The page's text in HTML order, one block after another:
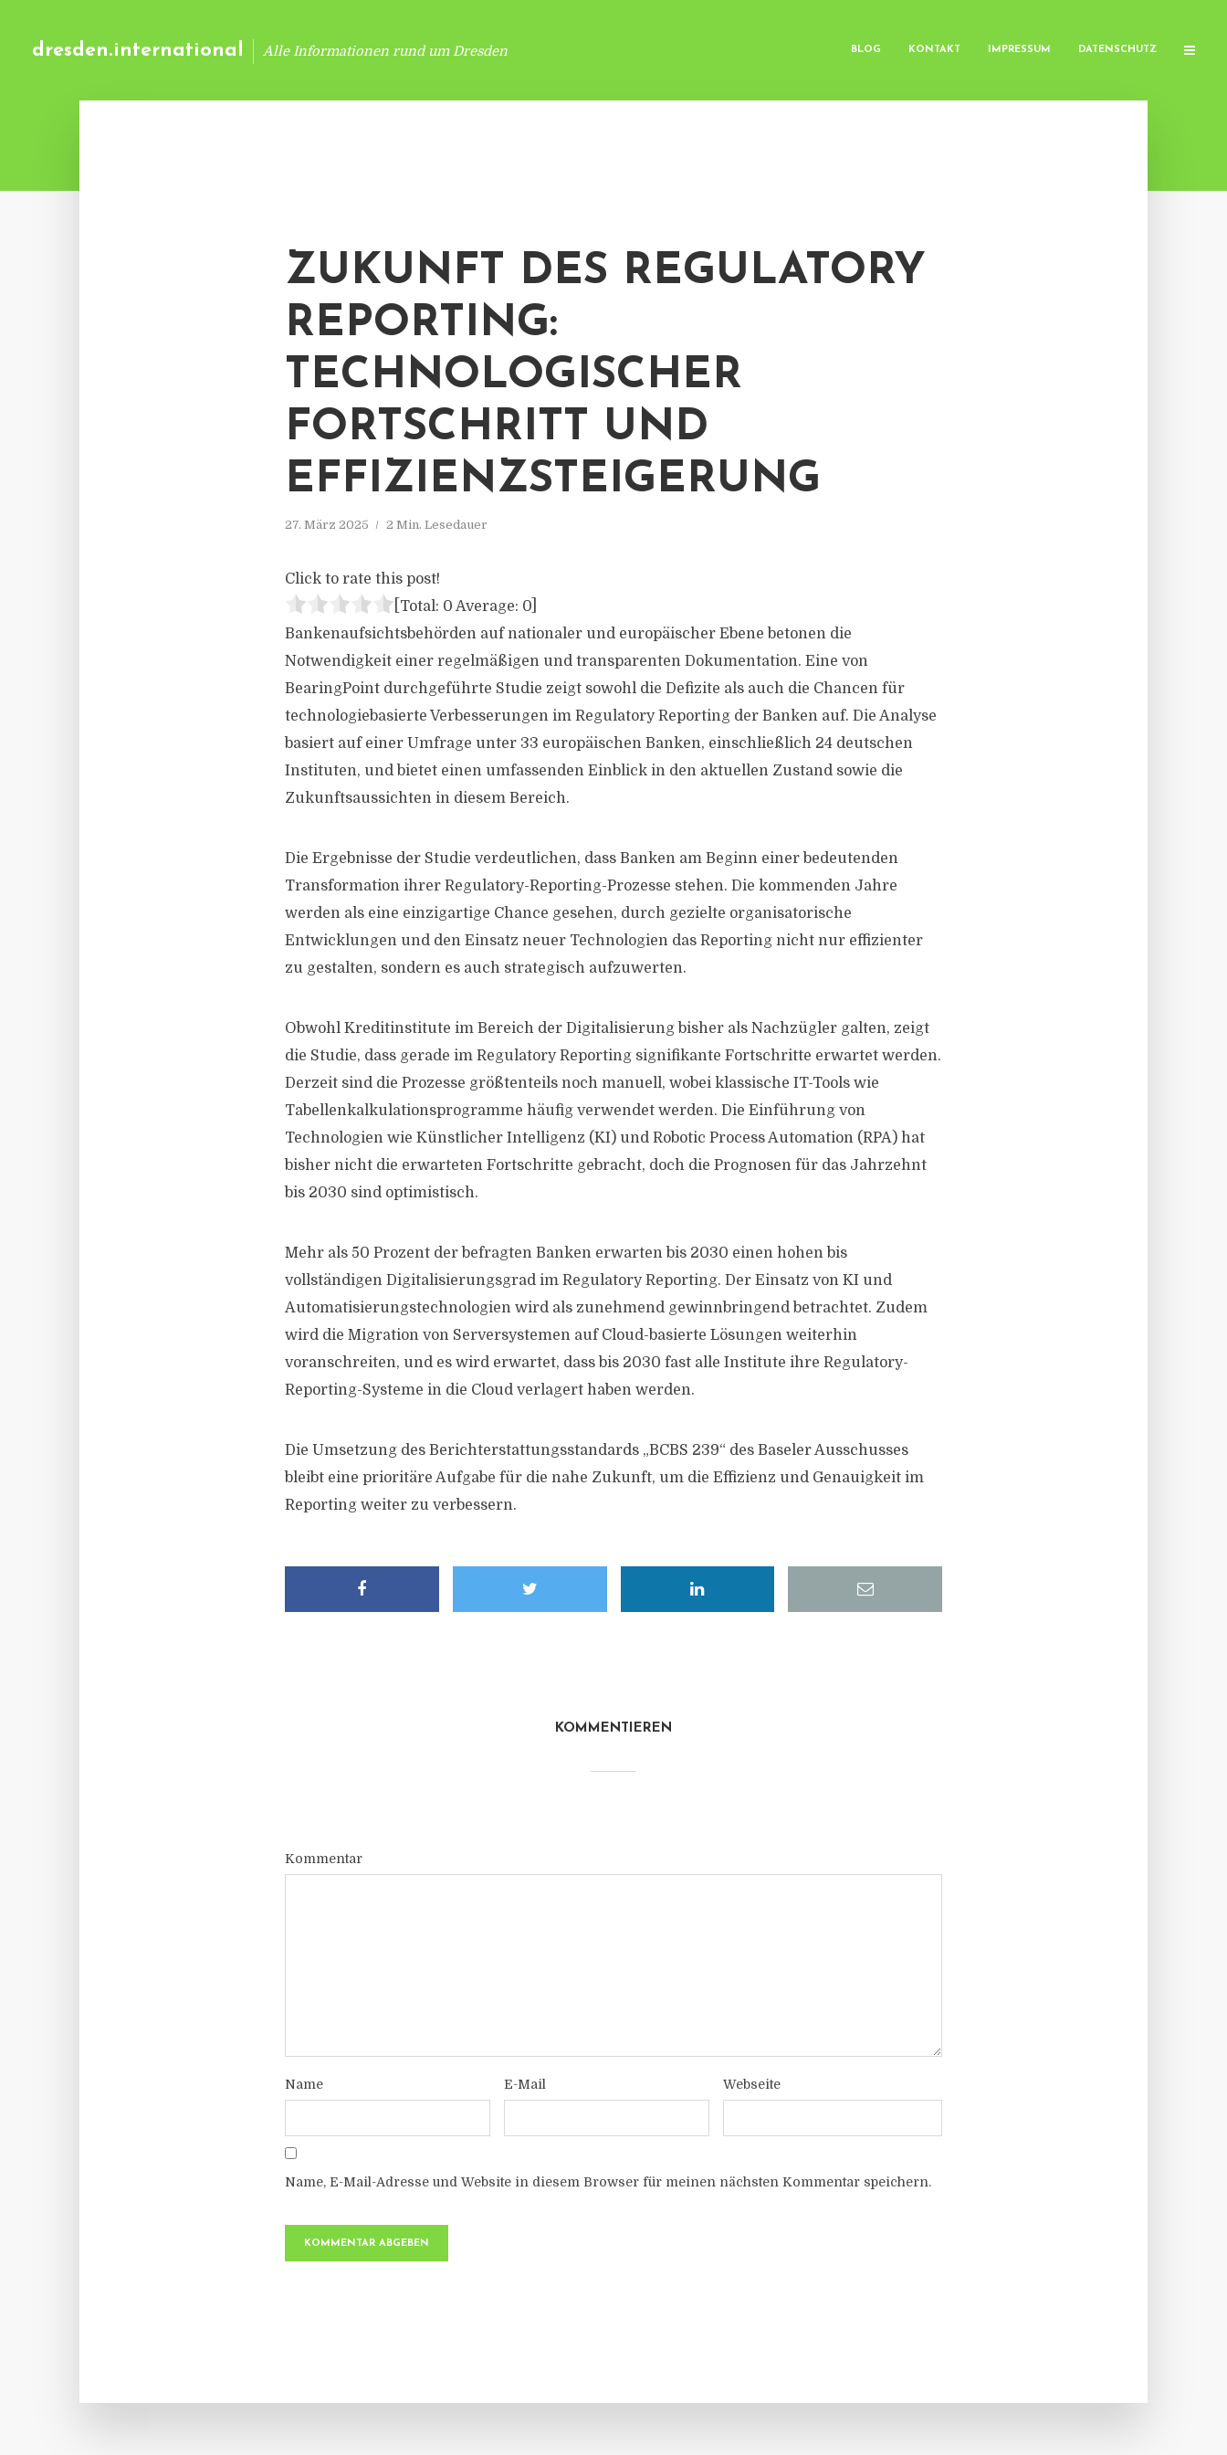
dresden.international Alle Informationen rund um Dresden BLOG KONTAKT IMPRESSUM DATENSCHUTZ
ZUKUNFT DES REGULATORY
REPORTING:
TECHNOLOGISCHER
FORTSCHRITT UND
EFFIZIENZSTEIGERUNG
27. März 2025 2 Min. Lesedauer
Click to rate this post!
[Total: 0 Average: 0
Bankenaufsichtsbehörden auf nationaler und europäischer Ebene betonen die
Notwendigkeit einer regelmäßigen und transparenten Dokumentation. Eine von
BearingPoint durchgeführte Studie zeigt sowohl die Defizite als auch die Chancen für
technologiebasierte Verbesserungen im Regulatory Reporting der Banken auf. Die Analyse
basiert auf einer Umfrage unter 33 europäischen Banken, einschließlich 24 deutschen
Instituten, und bietet einen umfassenden Einblick in den aktuellen Zustand sowie die
Zukunftsaussichten in diesem Bereich.
Die Ergebnisse der Studie verdeutlichen, dass Banken am Beginn einer bedeutenden
Transformation ihrer Regulatory-Reporting-Prozesse stehen. Die kommenden Jahre
werden als eine einzigartige Chance gesehen, durch gezielte organisatorische
Entwicklungen und den Einsatz neuer Technologien das Reporting nicht nur effizienter
zu gestalten, sondern es auch strategisch aufzuwerten.
Obwohl Kreditinstitute im Bereich der Digitalisierung bisher als Nachzügler galten, zeigt
die Studie, dass gerade im Regulatory Reporting signifikante Fortschritte erwartet werden.
Derzeit sind die Prozesse größtenteils noch manuell, wobei klassische IT-Tools wie
Tabellenkalkulationsprogramme häufig verwendet werden. Die Einführung von
Technologien wie Künstlicher Intelligenz (KI) und Robotic Process Automation (RPA) hat
bisher nicht die erwarteten Fortschritte gebracht, doch die Prognosen für das Jahrzehnt
bis 2030 sind optimistisch.
Mehr als 50 Prozent der befragten Banken erwarten bis 2030 einen hohen bis
vollständigen Digitalisierungsgrad im Regulatory Reporting. Der Einsatz von KI und
Automatisierungstechnologien wird als zunehmend gewinnbringend betrachtet. Zudem
wird die Migration von Serversystemen auf Cloud-basierte Lösungen weiterhin
voranschreiten, und es wird erwartet, dass bis 2030 fast alle Institute ihre Regulatory-
Reporting-Systeme in die Cloud verlagert haben werden.
Die Umsetzung des Berichterstattungsstandards „BCBS 239“ des Baseler Ausschusses
bleibt eine prioritäre Aufgabe für die nahe Zukunft, um die Effizienz und Genauigkeit im
Reporting weiter zu verbessern.
KOMMENTIEREN
Kommentar
Name E-Mail Webseite
Name, E-Mail-Adresse und Website in diesem Browser für meinen nächsten Kommentar speichern.